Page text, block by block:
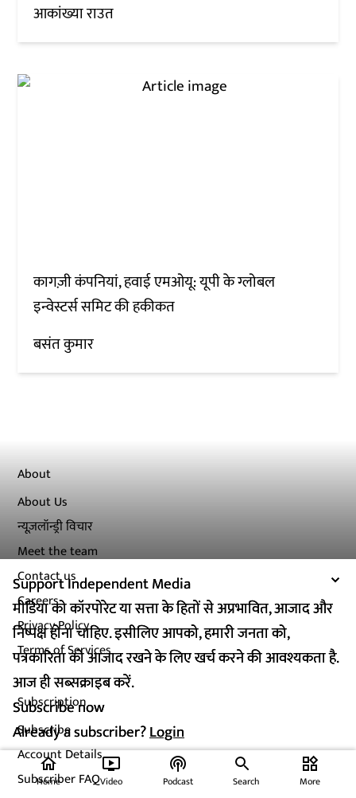
Support Independent Media
मीडिया को कॉरपोरेट या सत्ता के हितों से अप्रभावित, आजाद और
निष्पक्ष होना चाहिए. इसीलिए आपको, हमारी जनता को,
पत्रकारिता को आजाद रखने के लिए खर्च करने की आवश्यकता है.
आज ही सब्सक्राइब करें.
Subscribe now
Already a subscriber?Login
Support Independent Media
मीडिया को कॉरपोरेट या सत्ता के हितों से अप्रभावित, आजाद और
निष्पक्ष होना चाहिए. इसीलिए आपको, हमारी जनता को,
पत्रकारिता को आजाद रखने के लिए खर्च करने की आवश्यकता है.
आज ही सब्सक्राइब करें.
Subscribe now
Already a subscriber?Login
आकांख्या राउत
कागज़ी कंपनियां, हवाई एमओयू: यूपी के ग्लोबल
इन्वेस्टर्स समिट की हकीकत
बसंत कुमार
About
About Us
न्यूज़लॉन्ड्री विचार
Meet the team
Contact us
Careers
Privacy Policy
Terms of Services
Subscription
Subscribe
Account Details
Subscriber FAQ
home
Home
ondemand_video
Video
podcasts
Podcast Search
widgets
More